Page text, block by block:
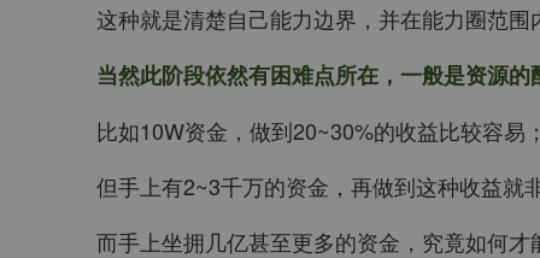
这种就是清楚自己能力边界，并在能力圈范围
当然此阶段依然有困难点所在，一般是资源的
比如10W资金，做到20~30%的收益比较容易
但手上有2~3千万的资金，再做到这种收益就
而手上坐拥几亿甚至更多的资金，究竟如何